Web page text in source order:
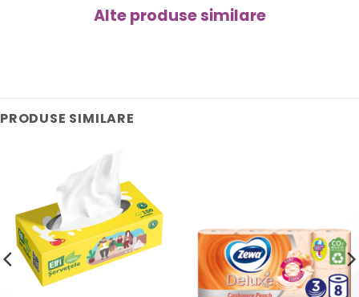
Alte produse similare
PRODUSE SIMILARE